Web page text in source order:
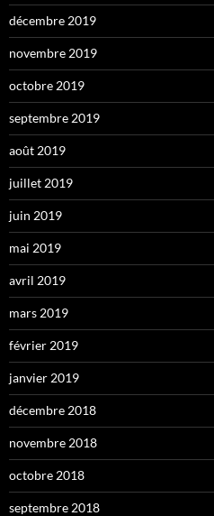
décembre 2019
novembre 2019
octobre 2019
septembre 2019
août 2019
juillet 2019
juin 2019
mai 2019
avril 2019
mars 2019
février 2019
janvier 2019
décembre 2018
novembre 2018
octobre 2018
septembre 2018